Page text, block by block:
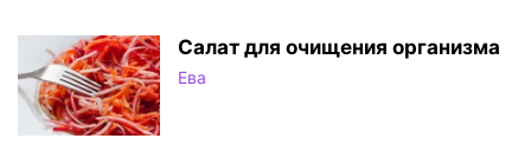
Салат для очищения организма
Ева